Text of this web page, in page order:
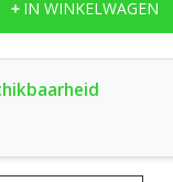
IN WINKELWAGEN